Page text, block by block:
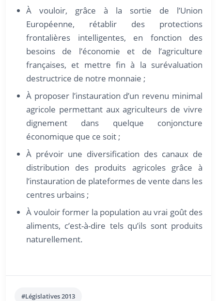
À vouloir, grâce à la sortie de l’Union
Européenne, rétablir des protections
frontalières intelligentes, en fonction des
besoins de l’économie et de l’agriculture
françaises, et mettre fin à la surévaluation
destructrice de notre monnaie ;
À proposer l’instauration d’un revenu minimal
agricole permettant aux agriculteurs de vivre
dignement dans quelque conjoncture
économique que ce soit ;
À prévoir une diversification des canaux de
distribution des produits agricoles grâce à
l’instauration de plateformes de vente dans les
centres urbains ;
À vouloir former la population au vrai goût des
aliments, c’est-à-dire tels qu’ils sont produits
naturellement.
#Législatives 2013